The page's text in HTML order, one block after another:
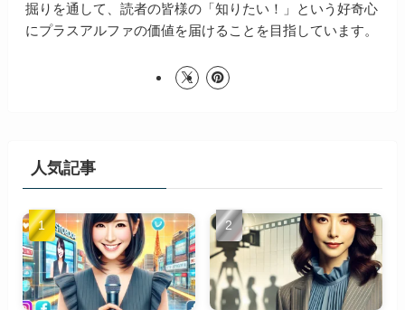
掘りを通して、読者の皆様の「知りたい！」という好奇心
にプラスアルファの価値を届けることを目指しています。
人気記事